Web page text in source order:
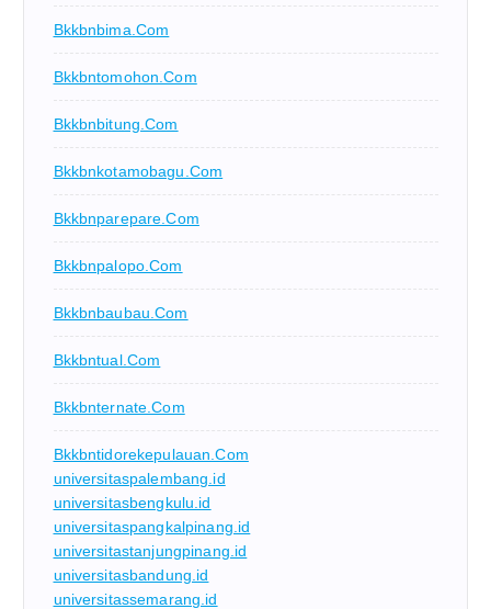
Bkkbnbima.com
Bkkbntomohon.com
Bkkbnbitung.com
Bkkbnkotamobagu.com
Bkkbnparepare.com
Bkkbnpalopo.com
Bkkbnbaubau.com
Bkkbntual.com
Bkkbnternate.com
Bkkbntidorekepulauan.com
universitaspalembang.id
universitasbengkulu.id
universitaspangkalpinang.id
universitastanjungpinang.id
universitasbandung.id
universitassemarang.id